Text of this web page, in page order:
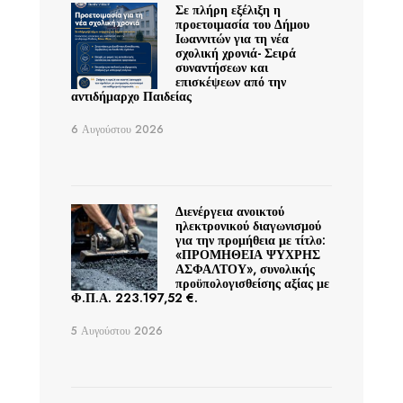
Σε πλήρη εξέλιξη η
προετοιμασία του Δήμου
Ιωαννιτών για τη νέα
σχολική χρονιά- Σειρά
συναντήσεων και
επισκέψεων από την
αντιδήμαρχο Παιδείας
6 Αυγούστου 2026
Διενέργεια ανοικτού
ηλεκτρονικού διαγωνισμού
για την προμήθεια με τίτλο:
«ΠΡΟΜΗΘΕΙΑ ΨΥΧΡΗΣ
ΑΣΦΑΛΤΟΥ», συνολικής
προϋπολογισθείσης αξίας με
Φ.Π.Α. 223.197,52 €.
5 Αυγούστου 2026